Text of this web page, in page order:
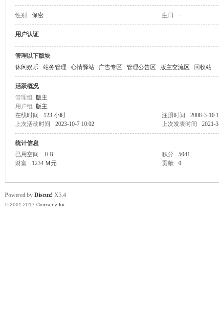
性别 保密 生日 -
用户认证
管理以下版块
休闲娱乐
站务管理 心情驿站 广告专区 管理公告区 版主交流区 回收站
活跃概况
管理组 版主
用户组 版主
在线时间
123 小时 注册时间
2008-3-10
上次活动时间
2023-10-7 10:02 上次发表时间 2021-
统计信息
已用空间
0 B 积分
5041
财富
1234 Ｍ元 贡献 0
Powered by Discuz! X3.4
© 2001-2017 Comsenz Inc.